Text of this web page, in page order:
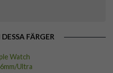
FÄRGER